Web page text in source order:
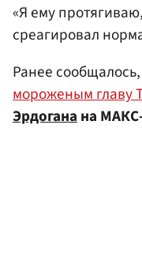
«Я ему
среагировал
Ранее
мороженым главу
Эрдоганана